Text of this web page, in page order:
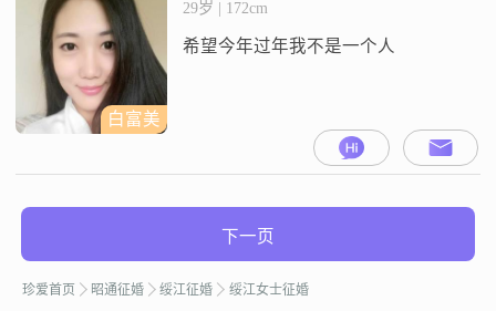
白富美
29岁 | 172cm
希望今年过年我不是一个人
下一页
珍爱首页 昭通征婚 绥江征婚 绥江女士征婚